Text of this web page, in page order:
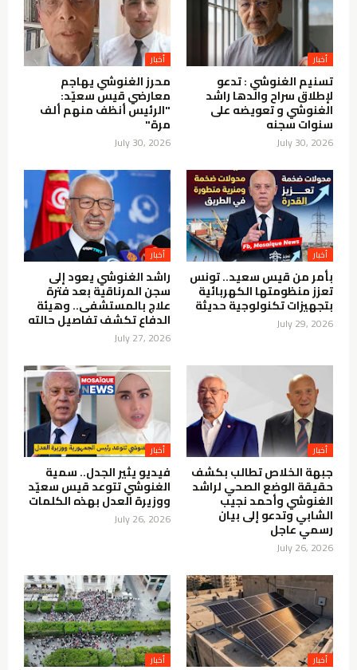
أخبار
تسنيم الغنوشي : تدعو
لإطلاق سراح والدها راشد
الغنوشي و تعويضه على
سنوات سجنه
July 30, 2026
أخبار
محرز الغنوشي يهاجم
معارضي قيس سعيّد:
"الرئيس أنظف منهم ألف
مرة"
July 30, 2026
أخبار
بأمر من قيس سعيد.. تونس
تعزز منظومتها الكهربائية
بتجهيزات تكنولوجية حديثة
July 29, 2026
أخبار
راشد الغنوشي يعود إلى
سجن المرناقية بعد فترة
علاج بالمستشفى.. وهيئة
الدفاع تكشف تفاصيل حالته
July 27, 2026
أخبار
جبهة الخلاص تطالب بكشف
حقيقة الوضع الصحي لراشد
الغنوشي وأحمد نجيب
الشابي وتدعو إلى بيان
رسمي عاجل
July 26, 2026
أخبار
فيديو يثير الجدل.. سمية
الغنوشي تتوعد قيس سعيّد
ووزيرة العدل بهذه الكلمات
July 26, 2026
أخبار أخبار